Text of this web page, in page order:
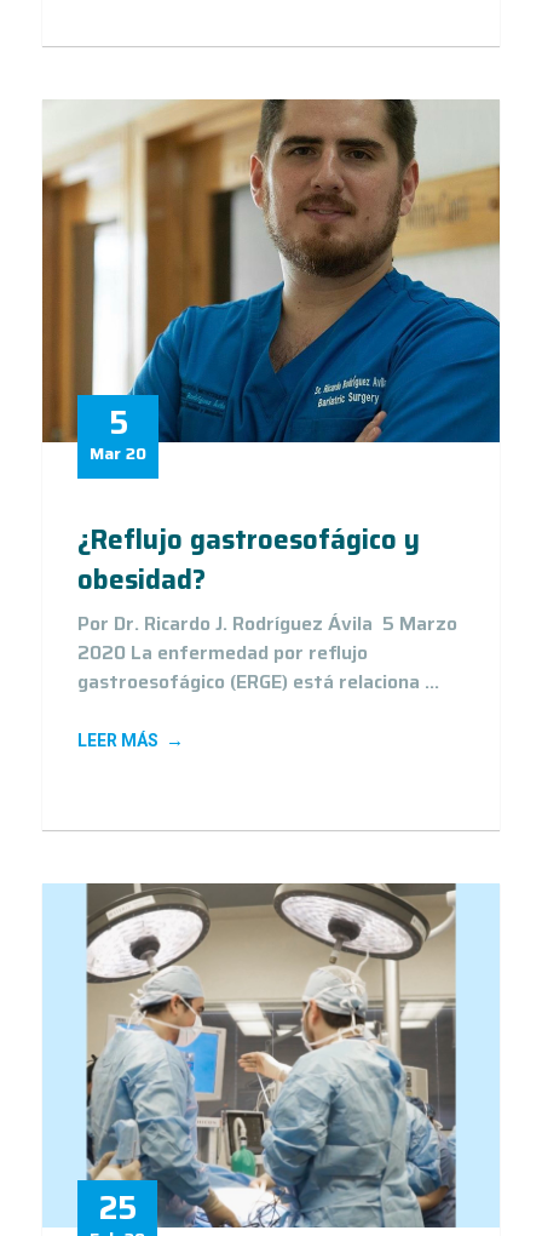
¿Reflujo gastroesofágico y
obesidad?
5
Mar 20
Por Dr. Ricardo J. Rodríguez Ávila 5 Marzo
2020 La enfermedad por reflujo
gastroesofágico (ERGE) está relaciona ...
LEER MÁS
25